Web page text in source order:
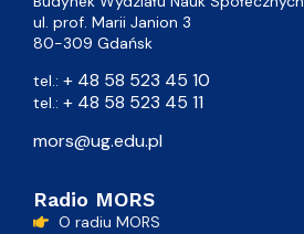
ul. prof. Marii Janion 3
80-309 Gdańsk
tel.: + 48 58 523 45 10
tel.: + 48 58 523 45 11
mors@ug.edu.pl
Radio MORS
O radiu MORS